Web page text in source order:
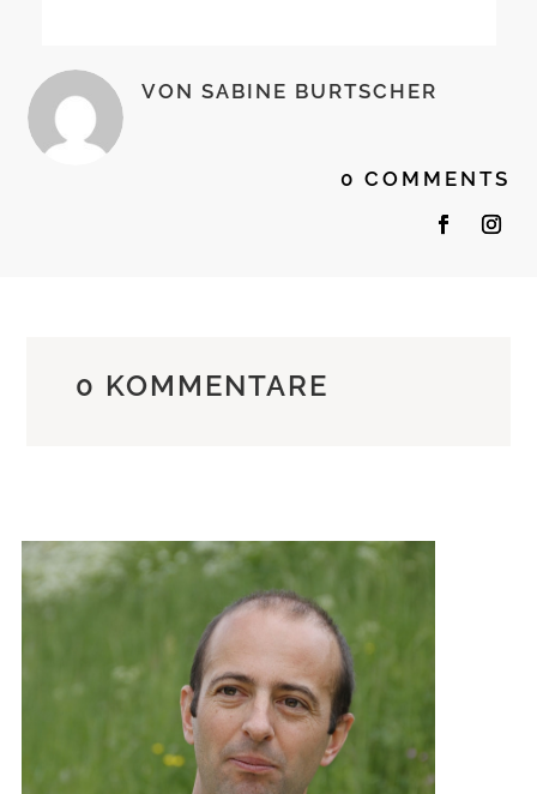
VON SABINE BURTSCHER
0 COMMENTS
0 KOMMENTARE